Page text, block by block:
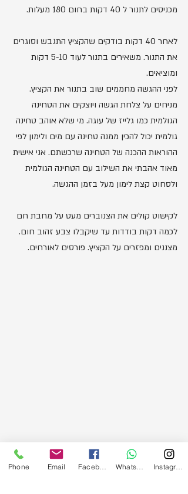
מכניסים לתנור ל 40 דקות בחום 180 מעלות.
לאחר 40 דקות בודקים שהקציץ התגבש וסוגרים
את התנור. משאירים בתנור לעוד 5-10 דקות
ומוציאים.
לפני ההגשה מחממים שוב בתנור את הקציץ.
מניחים על צלחת הגשה ויוצקים את הטחינה
הגולמית כמו גלייז של עוגה. מי שלא אוהב טחינה
גולמית יכול להכין ממנה טחינה עם מים ולימון לפי
ההוראות ההכנה של הטחינה שרכשתם. אני אישית
מאוד אהבתי את השילוב עם הטחינה הגולמית
ולסחוט קצת לימון מעל בזמן ההגשה.
לקישוט קולים את הצנוברים מעט על מחבת חם
לכמה דקות בודדות עד שיקבלו צבע זהוב חום.
מצננים ומפזרים על הקציץ. פורסים לאורחים.
Phone Email